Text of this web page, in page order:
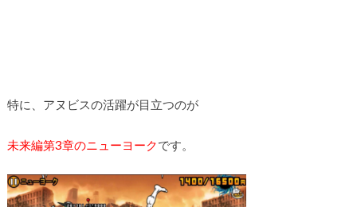
特に、アヌビスの活躍が目立つのが
未来編第3章のニューヨークです。